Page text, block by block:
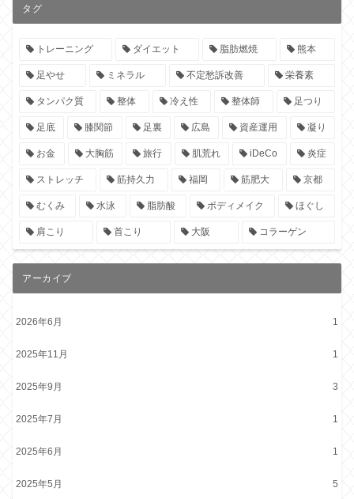
タグ
トレーニング ダイエット 脂肪燃焼 熊本
足やせ ミネラル 不定愁訴改善 栄養素
タンパク質 整体 冷え性 整体師 足つり
足底 膝関節 足裏 広島 資産運用 凝り
お金 大胸筋 旅行 肌荒れ iDeCo 炎症
ストレッチ 筋持久力 福岡 筋肥大 京都
むくみ 水泳 脂肪酸 ボディメイク ほぐし
肩こり 首こり 大阪 コラーゲン
アーカイブ
2026年6月 1
2025年11月 1
2025年9月 3
2025年7月 1
2025年6月 1
2025年5月 5